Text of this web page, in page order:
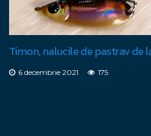
Timon, nalucile de pastrav de
6 decembrie 2021 175